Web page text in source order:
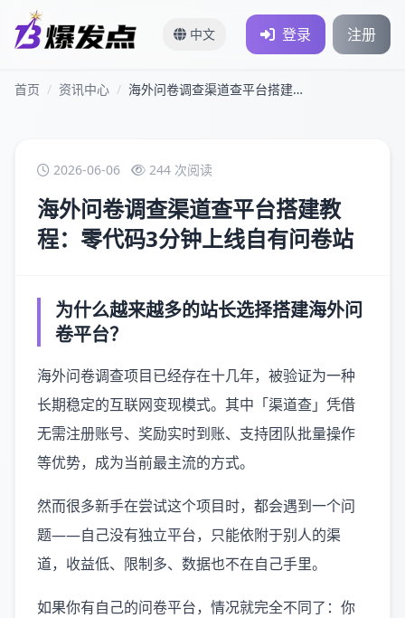
中文 登录 注册
首页 / 资讯中心 / 海外问卷调查渠道查平台搭建教程：零代码3分钟上线自有问卷站
2026-06-06 244 次阅读
海外问卷调查渠道查平台搭建教
程：零代码3分钟上线自有问卷站
为什么越来越多的站长选择搭建海外问
卷平台？
海外问卷调查项目已经存在十几年，被验证为一种
长期稳定的互联网变现模式。其中「渠道查」凭借
无需注册账号、奖励实时到账、支持团队批量操作
等优势，成为当前最主流的方式。
然而很多新手在尝试这个项目时，都会遇到一个问
题——自己没有独立平台，只能依附于别人的渠
道，收益低、限制多、数据也不在自己手里。
如果你有自己的问卷平台，情况就完全不同了：你